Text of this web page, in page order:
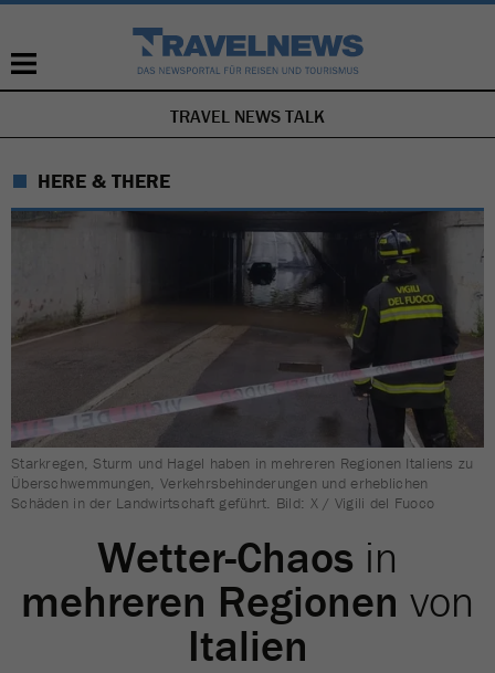
NAVIGATION
ÜBERSPRINGEN
TRAVEL NEWS TALK
HERE & THERE
Starkregen, Sturm und Hagel haben in mehreren Regionen Italiens zu
Überschwemmungen, Verkehrsbehinderungen und erheblichen
Schäden in der Landwirtschaft geführt. Bild: X / Vigili del Fuoco
Wetter-Chaos in
mehreren Regionen von
Italien